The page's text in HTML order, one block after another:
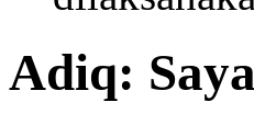
Adiq: